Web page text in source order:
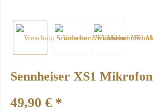
Sennheiser XS1 Mikrofon
49,90 € *